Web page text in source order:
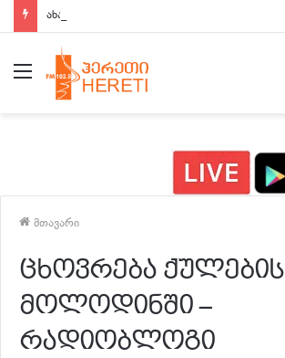
ახალი ამბები 15:00 საათზე
მენიუ
მთავარი
ცხოვრება ქულების
მოლოდინში –
რადიობლოგი